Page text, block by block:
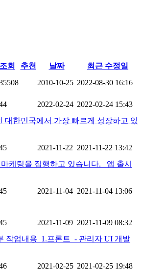
조회 추천 날짜
최근 수정일
2010-10-25 2022-08-30 16:16
2022-02-24 2022-02-24 15:43
대한민국에서 가장 빠르게 성장하고 있
2021-11-22 2021-11-22 13:42
케팅을 집행하고 있습니다. 앱 출시
2021-11-04 2021-11-04 13:06
2021-11-09 2021-11-09 08:32
작업내용 ​ 1.프론트 ​ - 관리자 UI 개발
2021-02-25 2021-02-25 19:48